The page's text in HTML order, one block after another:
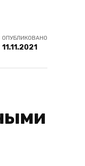
ОПУБЛИКОВАНО
11.11.2021